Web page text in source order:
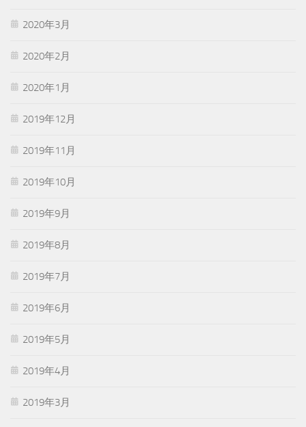
2020年3月
2020年2月
2020年1月
2019年12月
2019年11月
2019年10月
2019年9月
2019年8月
2019年7月
2019年6月
2019年5月
2019年4月
2019年3月